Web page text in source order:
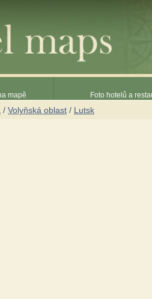
mapě Foto hotelů a
/ Volyňská oblast / Lutsk